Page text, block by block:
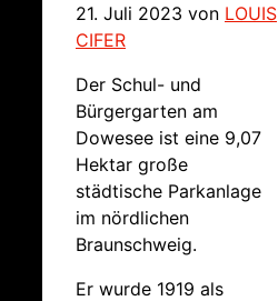
21. Juli 2023 von LOUIS
CIFER
Der Schul- und
Bürgergarten am
Dowesee ist eine 9,07
Hektar große
städtische Parkanlage
im nördlichen
Braunschweig.
Er wurde 1919 als